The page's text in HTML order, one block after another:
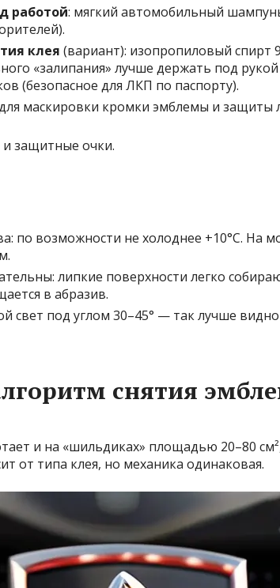
работой: мягкий автомобильный
клея (вариант): изопропиловый спирт
«залипания» лучше держать под
(безопасное для ЛКП по паспорту).
маскировки кромки эмблемы и защиты
и защитные очки.
по возможности не холоднее +10°C. На
липкие поверхности легко
в абразив.
свет под углом 30–45° — так лучше
снятия
и на «шильдиках» площадью 20–80
от типа клея, но механика одинаковая.